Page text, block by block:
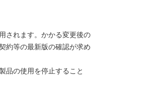
されます。かかる変更後の
約等の最新版の確認が求め
品の使用を停止すること